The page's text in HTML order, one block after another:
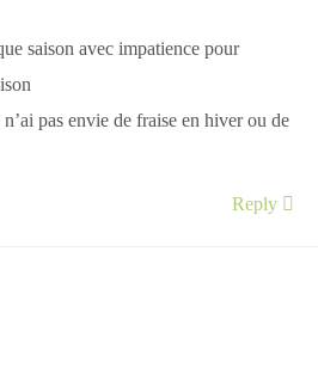
saison avec impatience pour
pas envie de fraise en hiver ou de
Reply